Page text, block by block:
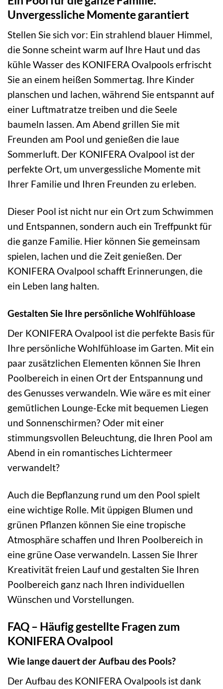
Unvergessliche Momente garantiert
Stellen Sie sich vor: Ein strahlend blauer Himmel,
die Sonne scheint warm auf Ihre Haut und das
kühle Wasser des KONIFERA Ovalpools erfrischt
Sie an einem heißen Sommertag. Ihre Kinder
planschen und lachen, während Sie entspannt auf
einer Luftmatratze treiben und die Seele
baumeln lassen. Am Abend grillen Sie mit
Freunden am Pool und genießen die laue
Sommerluft. Der KONIFERA Ovalpool ist der
perfekte Ort, um unvergessliche Momente mit
Ihrer Familie und Ihren Freunden zu erleben.
Dieser Pool ist nicht nur ein Ort zum Schwimmen
und Entspannen, sondern auch ein Treffpunkt für
die ganze Familie. Hier können Sie gemeinsam
spielen, lachen und die Zeit genießen. Der
KONIFERA Ovalpool schafft Erinnerungen, die
ein Leben lang halten.
Gestalten Sie Ihre persönliche Wohlfühloase
Der KONIFERA Ovalpool ist die perfekte Basis für
Ihre persönliche Wohlfühloase im Garten. Mit ein
paar zusätzlichen Elementen können Sie Ihren
Poolbereich in einen Ort der Entspannung und
des Genusses verwandeln. Wie wäre es mit einer
gemütlichen Lounge-Ecke mit bequemen Liegen
und Sonnenschirmen? Oder mit einer
stimmungsvollen Beleuchtung, die Ihren Pool am
Abend in ein romantisches Lichtermeer
verwandelt?
Auch die Bepflanzung rund um den Pool spielt
eine wichtige Rolle. Mit üppigen Blumen und
grünen Pflanzen können Sie eine tropische
Atmosphäre schaffen und Ihren Poolbereich in
eine grüne Oase verwandeln. Lassen Sie Ihrer
Kreativität freien Lauf und gestalten Sie Ihren
Poolbereich ganz nach Ihren individuellen
Wünschen und Vorstellungen.
FAQ – Häufig gestellte Fragen zum
KONIFERA Ovalpool
Wie lange dauert der Aufbau des Pools?
Der Aufbau des KONIFERA Ovalpools ist dank